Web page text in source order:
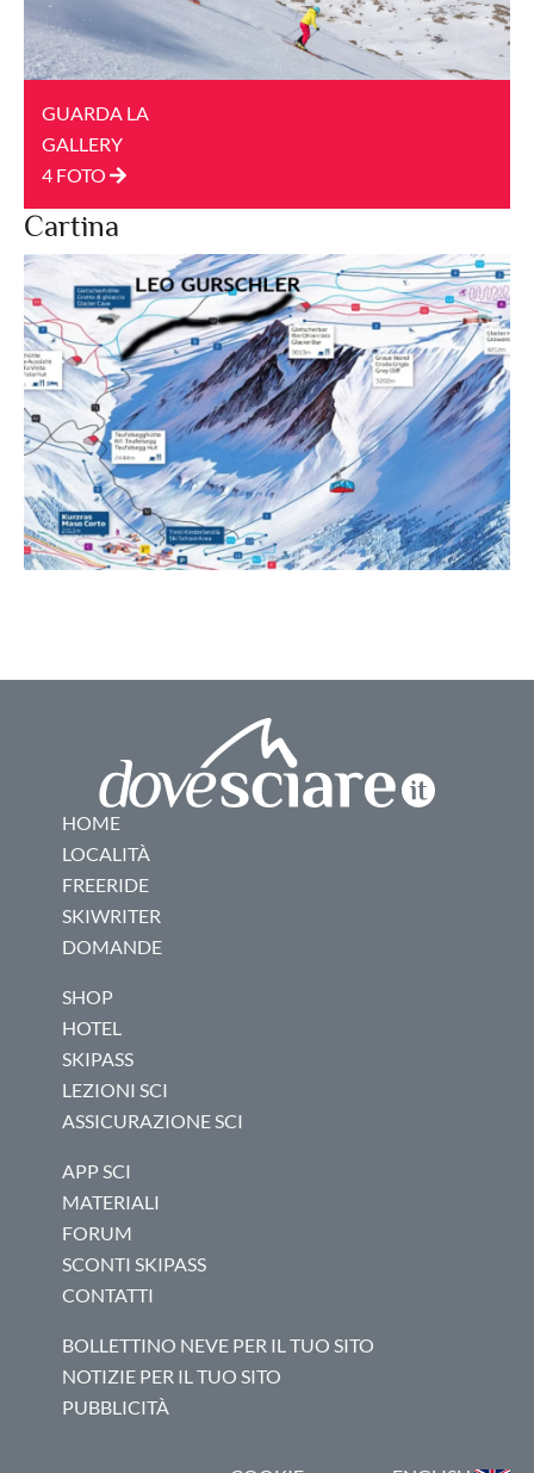
GUARDA LA
GALLERY
4 FOTO
Cartina
HOME
LOCALITÀ
FREERIDE
SKIWRITER
DOMANDE
SHOP
HOTEL
SKIPASS
LEZIONI SCI
ASSICURAZIONE SCI
APP SCI
MATERIALI
FORUM
SCONTI SKIPASS
CONTATTI
BOLLETTINO NEVE PER IL TUO SITO
NOTIZIE PER IL TUO SITO
PUBBLICITÀ